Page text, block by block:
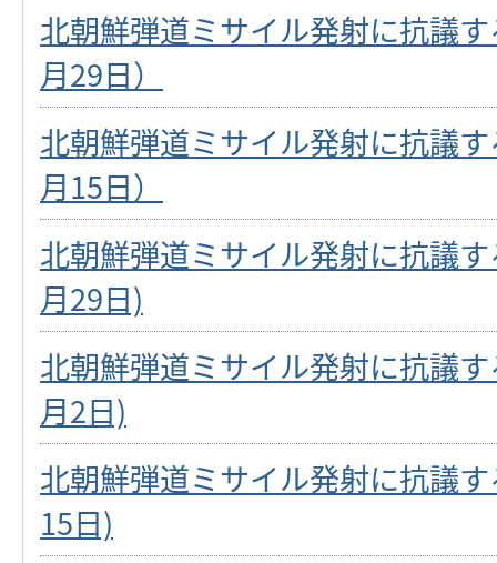
北朝鮮弾道ミサイル発射に抗議
月29日）
北朝鮮弾道ミサイル発射に抗議
月15日）
北朝鮮弾道ミサイル発射に抗議
月29日)
北朝鮮弾道ミサイル発射に抗議
月2日)
北朝鮮弾道ミサイル発射に抗議
15日)